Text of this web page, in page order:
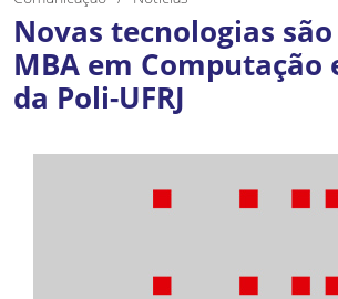
Novas tecnologias
MBA em Computação
da Poli-UFRJ